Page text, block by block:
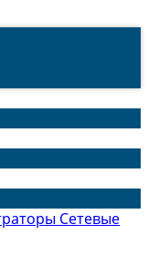
Сетевые